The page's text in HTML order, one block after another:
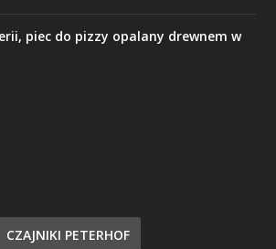
piec do pizzy opalany drewnem w
CZAJNIKI PETERHOF